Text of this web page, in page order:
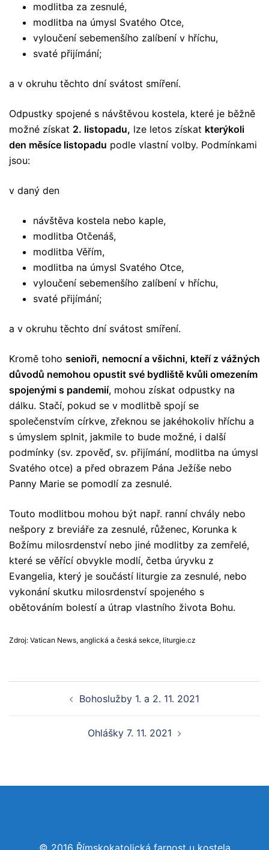
modlitba za zesnulé,
modlitba na úmysl Svatého Otce,
vyloučení sebemenšího zalíbení v hříchu,
svaté přijímání;
a v okruhu těchto dní svátost smíření.
Odpustky spojené s návštěvou kostela, které je běžně
možné získat 2. listopadu, lze letos získat kterýkoli
den měsíce listopadu podle vlastní volby. Podmínkami
jsou:
v daný den
návštěva kostela nebo kaple,
modlitba Otčenáš,
modlitba Věřím,
modlitba na úmysl Svatého Otce,
vyloučení sebemenšího zalíbení v hříchu,
svaté přijímání;
a v okruhu těchto dní svátost smíření.
Kromě toho senioři, nemocní a všichni, kteří z vážných
důvodů nemohou opustit své bydliště kvůli omezením
spojenými s pandemií, mohou získat odpustky na
dálku. Stačí, pokud se v modlitbě spojí se
společenstvím církve, zřeknou se jakéhokoliv hříchu a
s úmyslem splnit, jakmile to bude možné, i další
podmínky (sv. zpověď, sv. přijímání, modlitba na úmysl
Svatého otce) a před obrazem Pána Ježíše nebo
Panny Marie se pomodlí za zesnulé.
Touto modlitbou mohou být např. ranní chvály nebo
nešpory z breviáře za zesnulé, růženec, Korunka k
Božímu milosrdenství nebo jiné modlitby za zemřelé,
které se věřící obvykle modlí, četba úryvku z
Evangelia, který je součástí liturgie za zesnulé, nebo
vykonání skutku milosrdenství spojeného s
obětováním bolestí a útrap vlastního života Bohu.
Zdroj: Vatican News, anglická a česká sekce, liturgie.cz
navigationBohoslužby 1. a 2. 11. 2021
Ohlášky 7. 11. 2021
© 2016 Římskokatolická farnost u kostela